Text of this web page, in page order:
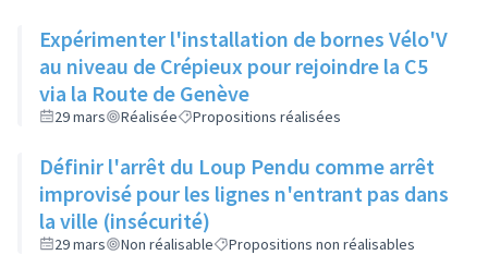
Expérimenter l'installation de bornes Vélo'V
au niveau de Crépieux pour rejoindre la C5
via la Route de Genève
29 mars Réalisée Propositions réalisées
Définir l'arrêt du Loup Pendu comme arrêt
improvisé pour les lignes n'entrant pas dans
la ville (insécurité)
29 mars Non réalisable Propositions non réalisables